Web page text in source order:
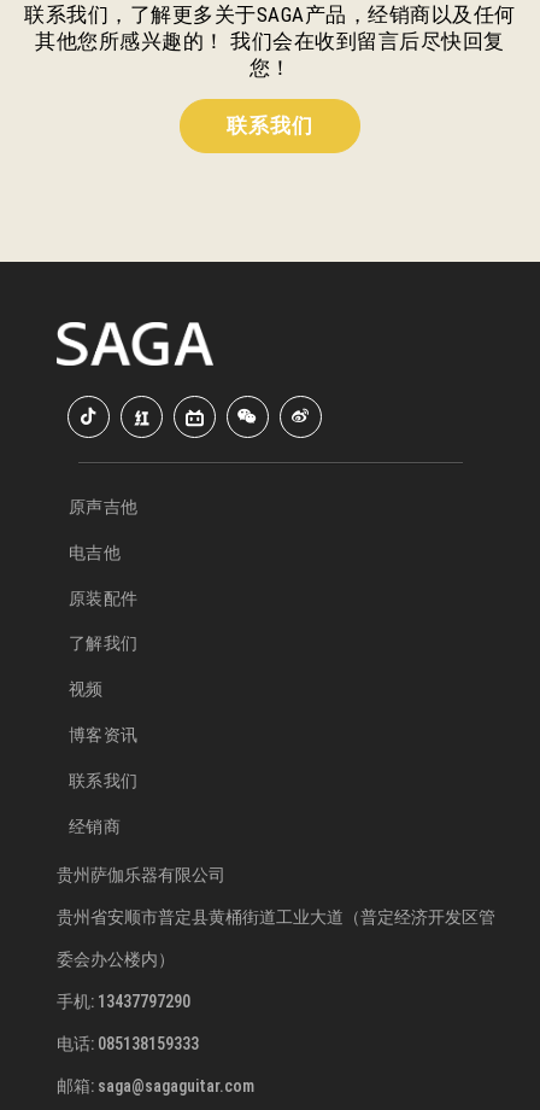
联系我们，了解更多关于SAGA产品，经销商以及任何
其他您所感兴趣的！ 我们会在收到留言后尽快回复
您！
联系我们
原声吉他
电吉他
原装配件
了解我们
视频
博客资讯
联系我们
经销商
贵州萨伽乐器有限公司
贵州省安顺市普定县黄桶街道工业大道（普定经济开发区管
委会办公楼内）
手机: 13437797290
电话: 085138159333
邮箱: saga@sagaguitar.com